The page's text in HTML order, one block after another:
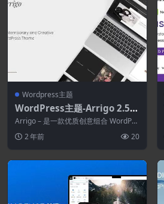
Wordpress主题
WordPress主题-Arrigo 2.5.2
–当代创意组合 Elementor W
ordPress 主题
Arrigo – 是一款优质创意组合 WordPre
2 年前 20